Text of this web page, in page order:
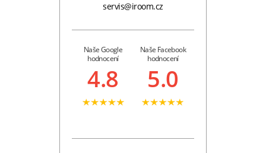
servis@iroom.cz
Naše Google
hodnocení
4.8
Naše Facebook
hodnocení
5.0